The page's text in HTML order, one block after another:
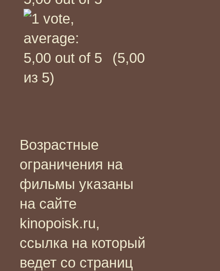
(5,00
из 5)
Возрастные
ограничения на
фильмы указаны
на сайте
kinopoisk.ru,
ссылка на который
ведет со страниц